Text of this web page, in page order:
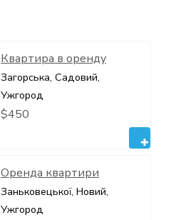
Квартира в оренду
Загорська, Садовий,
Ужгород
$450
Оренда квартири
Заньковецької, Новий,
Ужгород